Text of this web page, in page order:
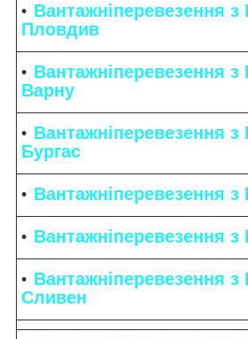
Вантажніперевезення
Пловдив
Вантажніперевезення
Варну
Вантажніперевезення
Бургас
Вантажніперевезення
Вантажніперевезення
Вантажніперевезення
Сливен